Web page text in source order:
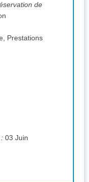
de
Prestations
03 Juin